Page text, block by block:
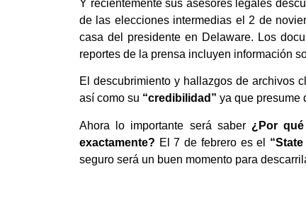
Y recientemente sus asesores legales
de las elecciones intermedias el 2 de
casa del presidente en Delaware. Los
reportes de la prensa incluyen información
El descubrimiento y hallazgos de archivos
así como su “credibilidad” ya que presume
Ahora lo importante será saber ¿Por
exactamente? El 7 de febrero es el
seguro será un buen momento para